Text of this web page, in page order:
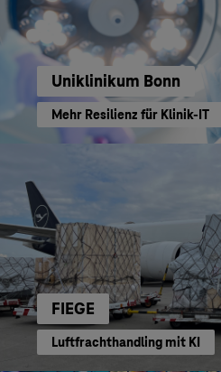
Uniklinikum Bonn
Mehr Resilienz für Klinik-IT
FIEGE
Luftfrachthandling mit KI